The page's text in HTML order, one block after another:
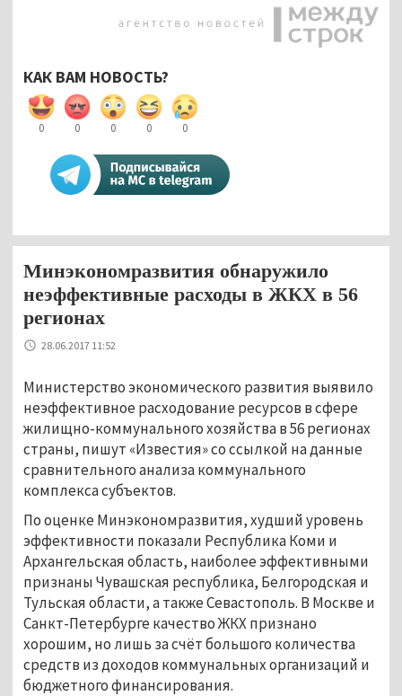
КАК ВАМ НОВОСТЬ?
0 0 0 0 0
Минэкономразвития обнаружило
неэффективные расходы в ЖКХ в 56
регионах
28.06.2017 11:52
Министерство экономического развития выявило
неэффективное расходование ресурсов в сфере
жилищно-коммунального хозяйства в 56 регионах
страны, пишут «Известия» со ссылкой на данные
сравнительного анализа коммунального
комплекса субъектов.
По оценке Минэкономразвития, худший уровень
эффективности показали Республика Коми и
Архангельская область, наиболее эффективными
признаны Чувашская республика, Белгородская и
Тульская области, а также Севастополь. В Москве и
Санкт-Петербурге качество ЖКХ признано
хорошим, но лишь за счёт большого количества
средств из доходов коммунальных организаций и
бюджетного финансирования.